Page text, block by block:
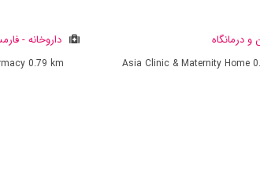
و درمانگاه
Asia Clinic & Maternity Home
داروخانه -
0.79 km